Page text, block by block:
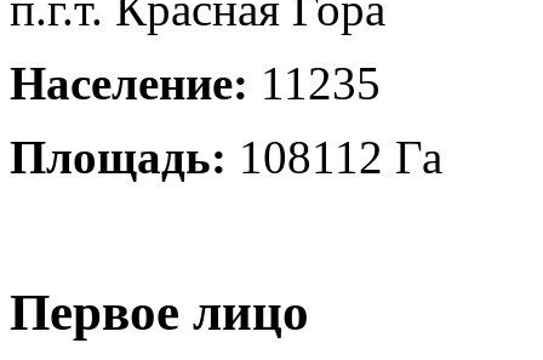
Население: 11235
Площадь: 108112 Га
Первое лицо